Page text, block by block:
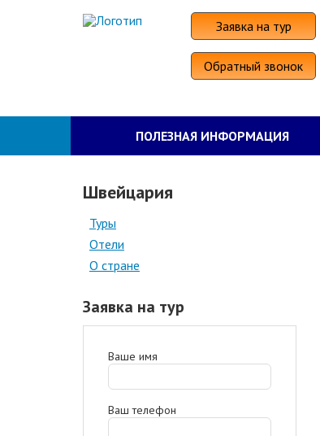
Заявка на тур
Обратный звонок
ПОЛЕЗНАЯ ИНФОРМАЦИЯ
Швейцария
Туры
Отели
О стране
Заявка на тур
Ваше имя
Ваш телефон